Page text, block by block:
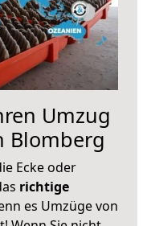
Umzug
Blomberg
Ecke oder
richtige
es Umzüge von